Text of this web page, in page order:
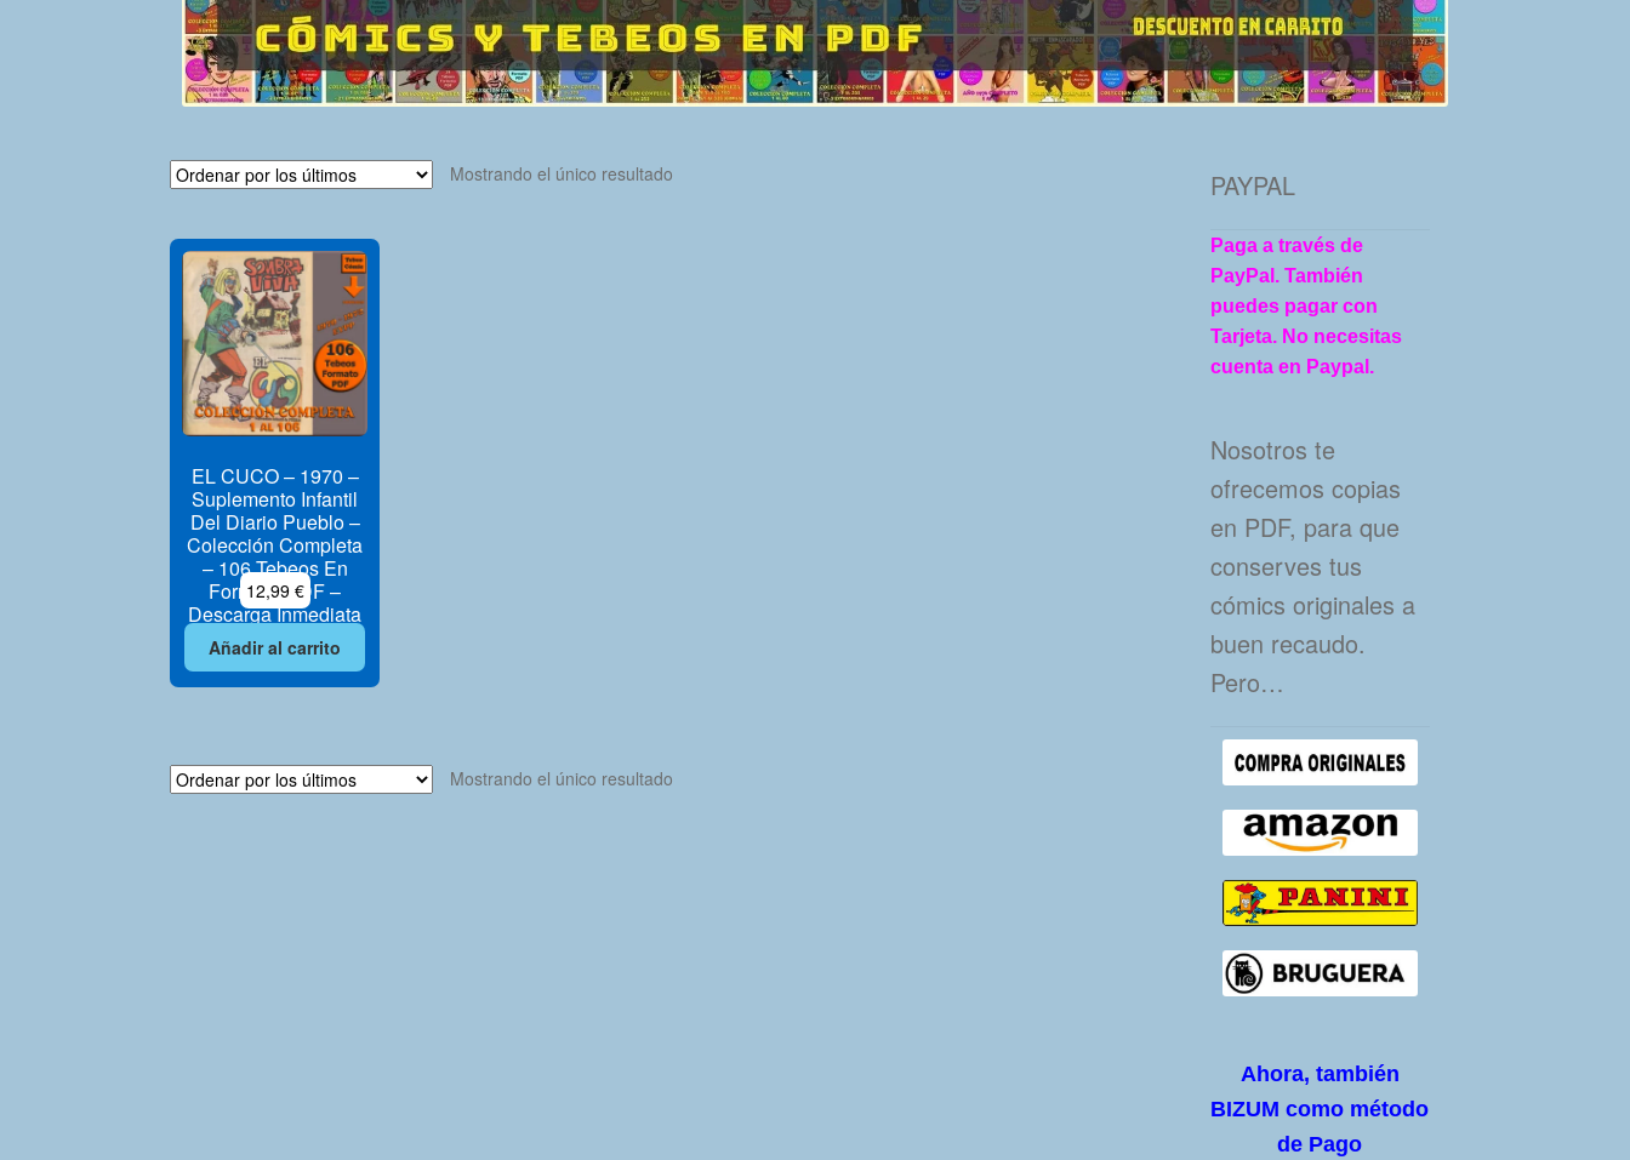
Mostrando el único resultado
EL CUCO – 1970 –
Suplemento Infantil
Del Diario Pueblo –
Colección Completa
– 106 Tebeos En
Formato PDF –
Descarga Inmediata
12,99 €
Añadir al carrito
Mostrando el único resultado
PAYPAL
Paga a través de
PayPal. También
puedes pagar con
Tarjeta. No necesitas
cuenta en Paypal.
Nosotros te
ofrecemos copias
en PDF, para que
conserves tus
cómics originales a
buen recaudo.
Pero…
Ahora, también
BIZUM como método
de Pago